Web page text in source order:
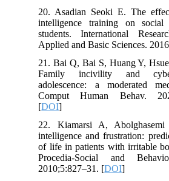
20. Asadian Seoki E. The
intelligence training on
students. International
Applied and Basic Sciences.
21. Bai Q, Bai S, Huang Y,
Family incivility and
adolescence: a moderated
Comput Human Behav.
[DOI
22. Kiamarsi A,
intelligence and frustration:
of life in patients with irritable
Procedia-Social and
2010;5:827–31. [DOI